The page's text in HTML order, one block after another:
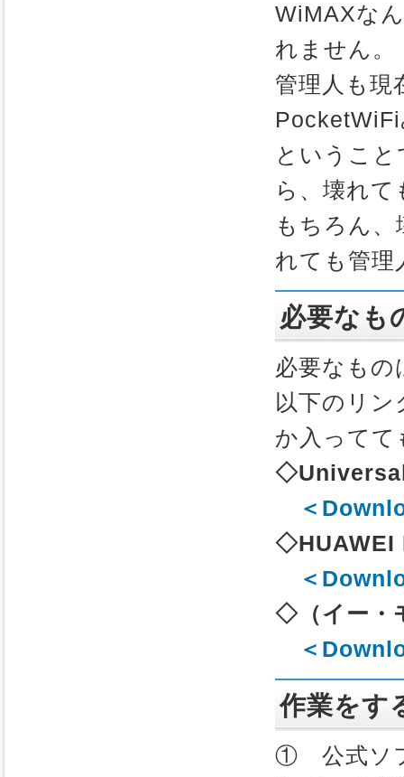
WiMAXな
れません。
管理人も現
というこ
ら、壊れ
もちろん
れても管理
必要なも
必要なもの
以下のリ
か入ってて
＜
◇HUAWEI
＜
◇（イー・
＜
作業をす
① 公式ソフ